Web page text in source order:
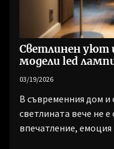
Светлинен уют
модели led
03/19/2026
В съвременния дом
светлината вече не
впечатление, емоция